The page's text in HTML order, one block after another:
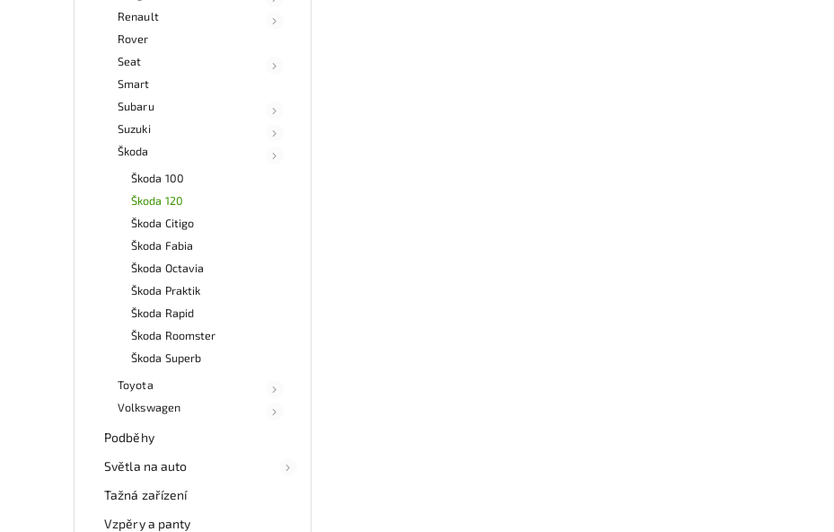
Renault
Rover
Seat
Smart
Subaru
Suzuki
Škoda
Škoda 100
Škoda 120
Škoda Citigo
Škoda Fabia
Škoda Octavia
Škoda Praktik
Škoda Rapid
Škoda Roomster
Škoda Superb
Toyota
Volkswagen
Podběhy
Světla na auto
Tažná zařízení
Vzpěry a panty